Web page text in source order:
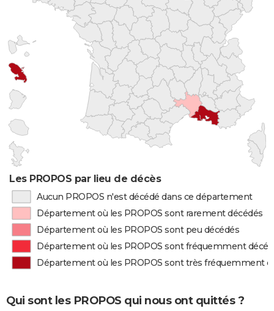
Les PROPOS par lieu de décès
Aucun PROPOS n'est décédé dans ce département
Département où les PROPOS sont rarement décédés
Département où les PROPOS sont peu décédés
Département où les PROPOS sont fréquemment
Département où les PROPOS sont très fréquemment
Qui sont les PROPOS qui nous ont quittés ?